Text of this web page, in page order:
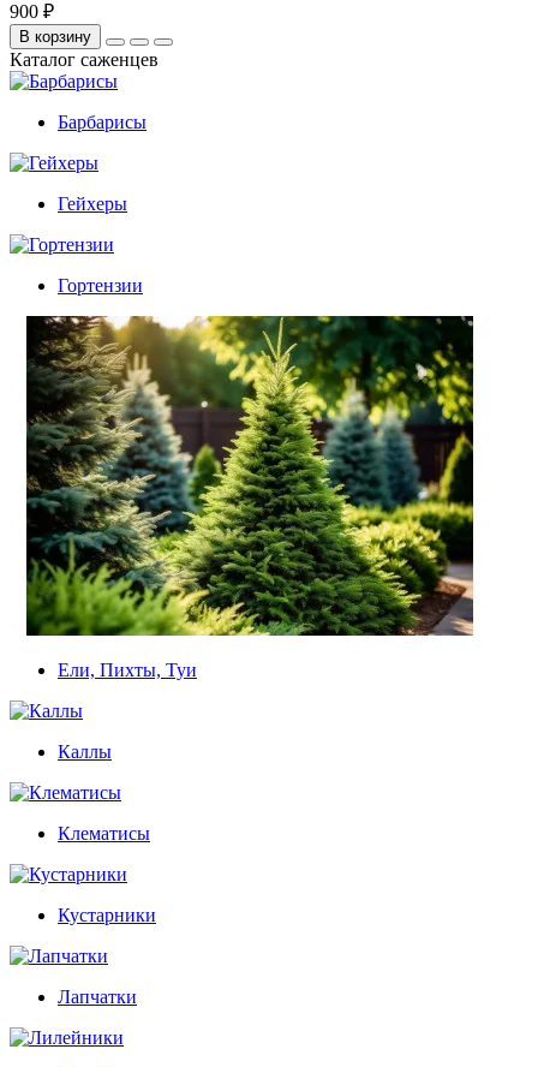
900 ₽
В корзину
Каталог саженцев
Барбарисы
Гейхеры
Гортензии
Ели, Пихты, Туи
Каллы
Клематисы
Кустарники
Лапчатки